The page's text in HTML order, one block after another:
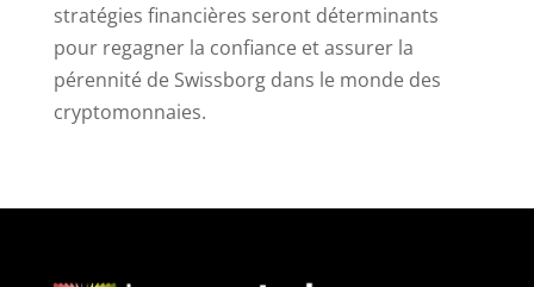
stratégies financières seront déterminants
pour regagner la confiance et assurer la
pérennité de Swissborg dans le monde des
cryptomonnaies.